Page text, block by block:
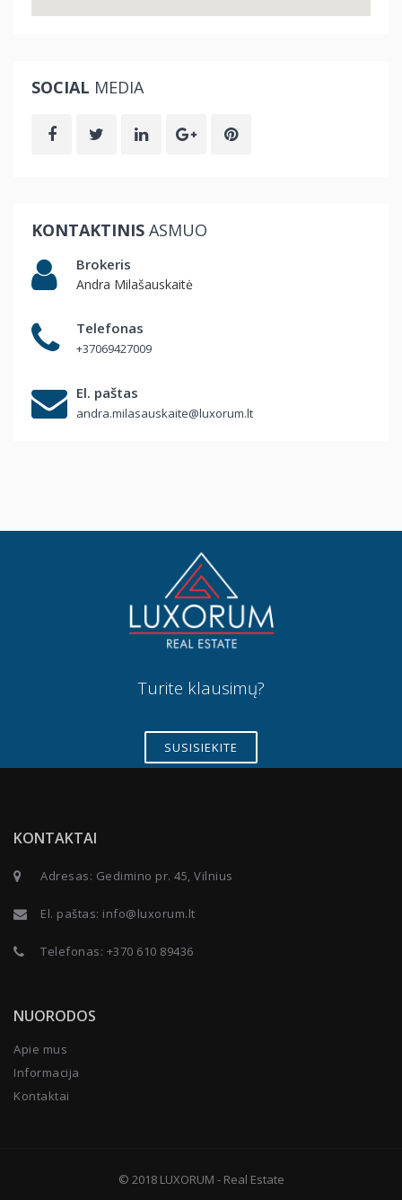
SOCIAL MEDIA
KONTAKTINIS ASMUO
Brokeris
Andra Milašauskaitė
Telefonas
+37069427009
El. paštas
andra.milasauskaite@luxorum.lt
Turite klausimų?
SUSISIEKITE
KONTAKTAI
Adresas: Gedimino pr. 45, Vilnius
El. paštas: info@luxorum.lt
Telefonas: +370 610 89436
NUORODOS
Apie mus
Informacija
Kontaktai
© 2018 LUXORUM - Real Estate